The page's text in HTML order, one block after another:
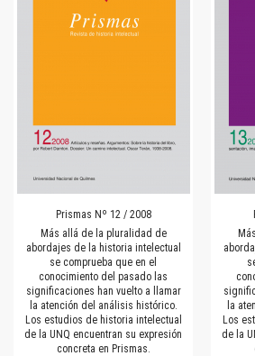
Prismas Nº 12 / 2008
Más allá de la pluralidad de
abordajes de la historia intelectual
se comprueba que en el
conocimiento del pasado las
significaciones han vuelto a llamar
la atención del análisis histórico.
Los estudios de historia intelectual
de la UNQ encuentran su expresión
concreta en Prismas.
la
Los
de la